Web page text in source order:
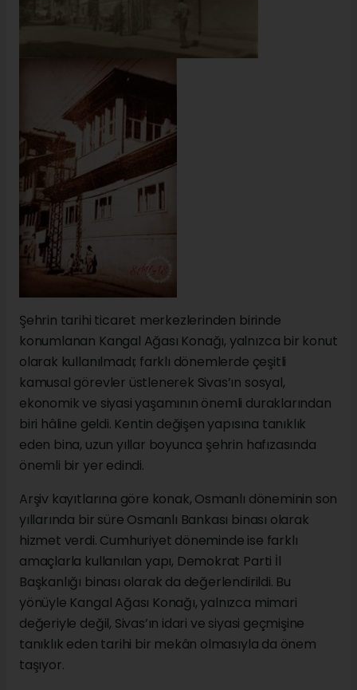
Şehrin tarihi ticaret merkezlerinden birinde
konumlanan Kangal Ağası Konağı, yalnızca bir konut
olarak kullanılmadı; farklı dönemlerde çeşitli
kamusal görevler üstlenerek Sivas’ın sosyal,
ekonomik ve siyasi yaşamının önemli duraklarından
biri hâline geldi. Kentin değişen yapısına tanıklık
eden bina, uzun yıllar boyunca şehrin hafızasında
önemli bir yer edindi.
Arşiv kayıtlarına göre konak, Osmanlı döneminin son
yıllarında bir süre Osmanlı Bankası binası olarak
hizmet verdi. Cumhuriyet döneminde ise farklı
amaçlarla kullanılan yapı, Demokrat Parti İl
Başkanlığı binası olarak da değerlendirildi. Bu
yönüyle Kangal Ağası Konağı, yalnızca mimari
değeriyle değil, Sivas’ın idari ve siyasi geçmişine
tanıklık eden tarihi bir mekân olmasıyla da önem
taşıyor.